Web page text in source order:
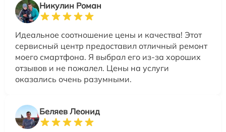
Никулин Роман
Идеальное соотношение цены и качества! Этот
сервисный центр предоставил отличный ремонт
моего смартфона. Я выбрал его из-за хороших
отзывов и не пожалел. Цены на услуги
оказались очень разумными.
Беляев Леонид